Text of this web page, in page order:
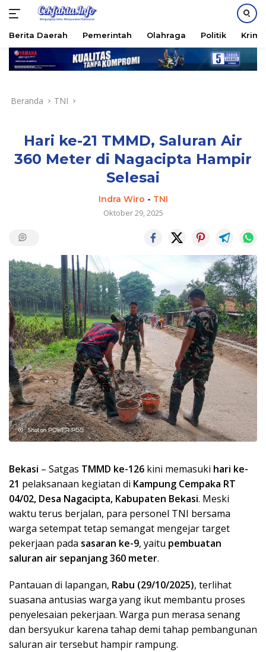
Langsung
Berita Daerah Pemerintah Olahraga Politik
Beranda TNI
Hari ke-21 TMMD, Saluran Air
360 Meter di Nagacipta Hampir
Selesai
Indra Wiro - TNI
Oktober 29, 2025
Bekasi – Satgas TMMD ke-126 kini memasuki hari ke-
21 pelaksanaan kegiatan di Kampung Cempaka RT
04/02, Desa Nagacipta, Kabupaten Bekasi. Meski
waktu terus berjalan, para personel TNI bersama
warga setempat tetap semangat mengejar target
pekerjaan pada sasaran ke-9, yaitu pembuatan
saluran air sepanjang 360 meter.
Pantauan di lapangan, Rabu (29/10/2025), terlihat
suasana antusias warga yang ikut membantu proses
penyelesaian pekerjaan. Warga pun merasa senang
dan bersyukur karena tahap demi tahap pembangunan
saluran air tersebut hampir rampung.